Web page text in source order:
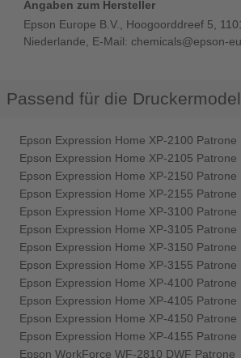
Angaben zum Hersteller
Epson Europe B.V., Hoogoorddreef 5,
Niederlande, E-Mail: chemicals@epson-
Passend für die
Epson Expression Home XP-2100 Patrone
Epson Expression Home XP-2105 Patrone
Epson Expression Home XP-2150 Patrone
Epson Expression Home XP-2155 Patrone
Epson Expression Home XP-3100 Patrone
Epson Expression Home XP-3105 Patrone
Epson Expression Home XP-3150 Patrone
Epson Expression Home XP-3155 Patrone
Epson Expression Home XP-4100 Patrone
Epson Expression Home XP-4105 Patrone
Epson Expression Home XP-4150 Patrone
Epson Expression Home XP-4155 Patrone
Epson WorkForce WF-2810 DWF Patrone